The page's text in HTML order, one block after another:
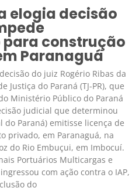
elogia decisão
construção
Paranaguá
do juiz Rogério Ribas da
Justiça do Paraná (TJ-PR), que
Ministério Público do Paraná
judicial que determinou
Paraná) emitisse licença de
privado, em Paranaguá, na
do Rio Embuçui, em Imbocuí.
Portuários Multicargas e
com ação contra o IAP,
do